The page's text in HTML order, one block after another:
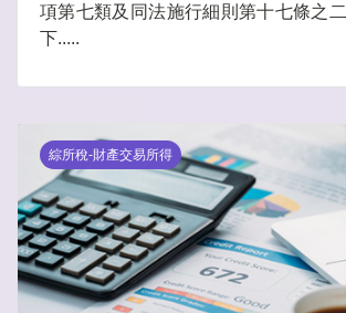
項第七類及同法施行細則第十七條之
下.....
綜所稅-財產交易所得